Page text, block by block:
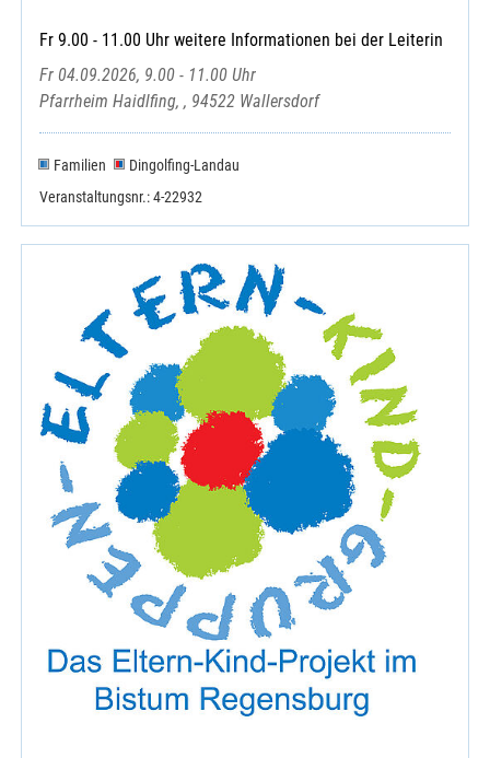
Fr 9.00 - 11.00 Uhr weitere Informationen bei der Leiterin
Fr 04.09.2026, 9.00 - 11.00 Uhr
Pfarrheim Haidlfing, , 94522 Wallersdorf
Familien
Dingolfing-Landau
Veranstaltungsnr.: 4-22932